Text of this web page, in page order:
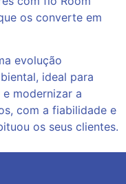
os converte em
evolução
ideal para
modernizar a
com a fiabilidade e
os seus clientes.